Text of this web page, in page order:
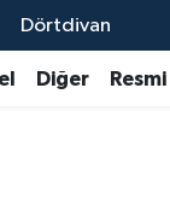
Dörtdivan
Diğer